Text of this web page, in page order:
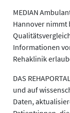
MEDIAN
Hannover nimmt
Informationen
Rehaklinik
DAS
und auf
Daten,